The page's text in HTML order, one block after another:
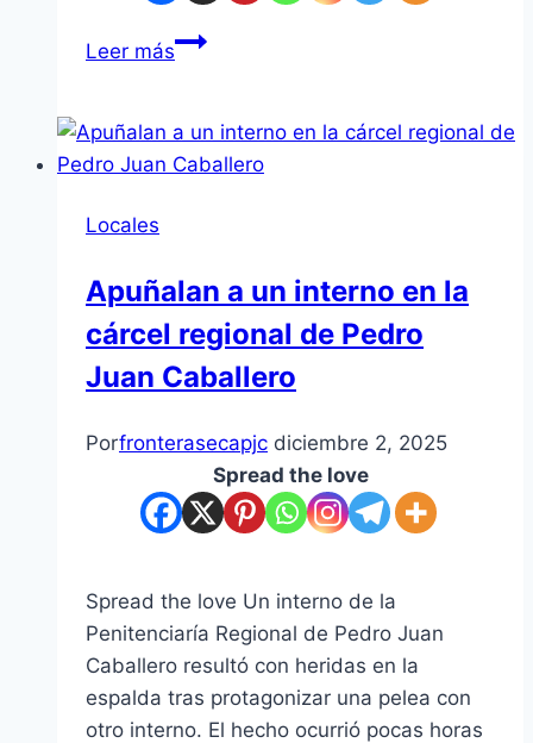
Leer más
Locales
Apuñalan a un interno en la
cárcel regional de Pedro
Juan Caballero
Porfronterasecapjc diciembre 2, 2025
Spread the love
Spread the love Un interno de la
Penitenciaría Regional de Pedro Juan
Caballero resultó con heridas en la
espalda tras protagonizar una pelea con
otro interno. El hecho ocurrió pocas horas